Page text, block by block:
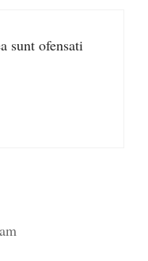
sunt ofensati